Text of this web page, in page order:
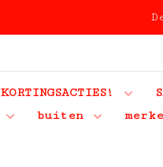
KORTINGSACTIES!
buiten